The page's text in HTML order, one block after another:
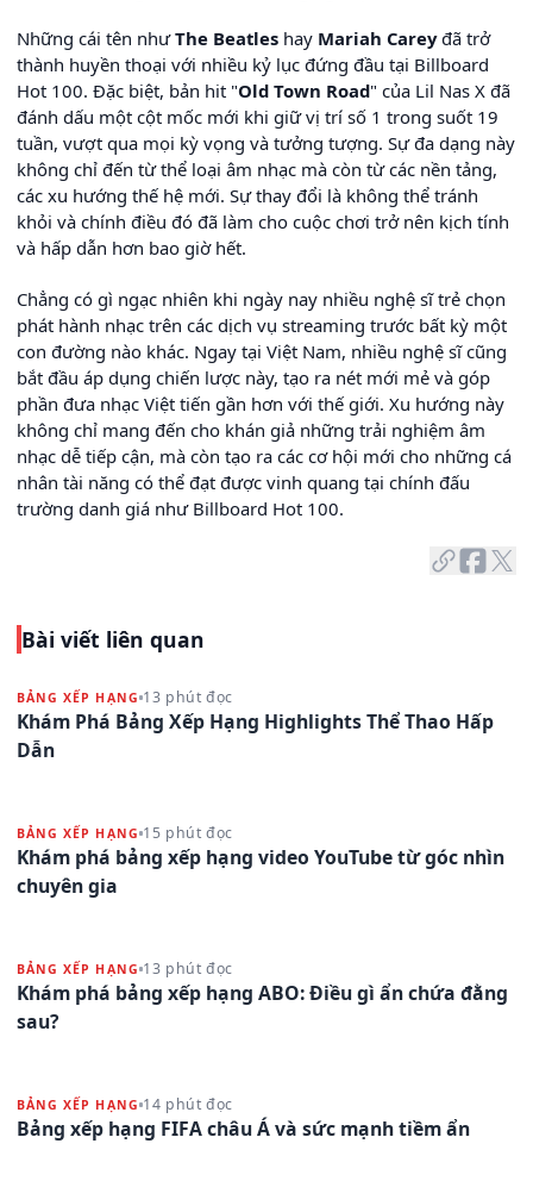
Những cái tên nhưThe Beatles hay Mariah Careyđã trở
thành huyền thoại với nhiều kỷ lục đứng đầu tại Billboard
Hot 100. Đặc biệt, bản hit "Old Town Road" của Lil Nas X đã
đánh dấu một cột mốc mới khi giữ vị trí số 1 trong suốt 19
tuần, vượt qua mọi kỳ vọng và tưởng tượng. Sự đa dạng này
không chỉ đến từ thể loại âm nhạc mà còn từ các nền tảng,
các xu hướng thế hệ mới. Sự thay đổi là không thể tránh
khỏi và chính điều đó đã làm cho cuộc chơi trở nên kịch tính
và hấp dẫn hơn bao giờ hết.
Chẳng có gì ngạc nhiên khi ngày nay nhiều nghệ sĩ trẻ chọn
phát hành nhạc trên các dịch vụ streaming trước bất kỳ một
con đường nào khác. Ngay tại Việt Nam, nhiều nghệ sĩ cũng
bắt đầu áp dụng chiến lược này, tạo ra nét mới mẻ và góp
phần đưa nhạc Việt tiến gần hơn với thế giới. Xu hướng này
không chỉ mang đến cho khán giả những trải nghiệm âm
nhạc dễ tiếp cận, mà còn tạo ra các cơ hội mới cho những cá
nhân tài năng có thể đạt được vinh quang tại chính đấu
trường danh giá như Billboard Hot 100.
Bài viết liên quan
BẢNG XẾP HẠNG 13 phút đọc
Khám Phá Bảng Xếp Hạng Highlights Thể Thao Hấp
Dẫn
BẢNG XẾP HẠNG 15 phút đọc
Khám phá bảng xếp hạng video YouTube từ góc nhìn
chuyên gia
BẢNG XẾP HẠNG 13 phút đọc
Khám phá bảng xếp hạng ABO: Điều gì ẩn chứa đằng
sau?
BẢNG XẾP HẠNG 14 phút đọc
Bảng xếp hạng FIFA châu Á và sức mạnh tiềm ẩn